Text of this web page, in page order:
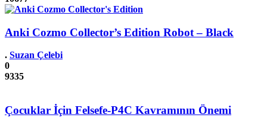
Anki Cozmo Collector’s Edition Robot – Black
. Suzan Çelebi
0
9335
Çocuklar İçin Felsefe-P4C Kavramının Önemi